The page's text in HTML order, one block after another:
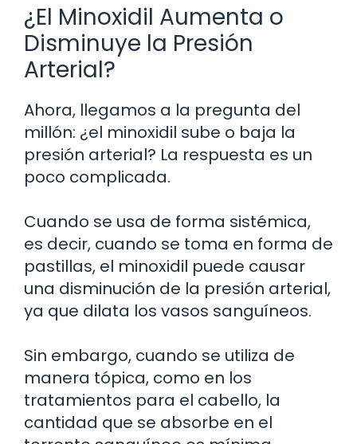
¿El Minoxidil Aumenta o
Disminuye la Presión
Arterial?
Ahora, llegamos a la pregunta del
millón: ¿el minoxidil sube o baja la
presión arterial? La respuesta es un
poco complicada.
Cuando se usa de forma sistémica,
es decir, cuando se toma en forma de
pastillas, el minoxidil puede causar
una disminución de la presión arterial,
ya que dilata los vasos sanguíneos.
Sin embargo, cuando se utiliza de
manera tópica, como en los
tratamientos para el cabello, la
cantidad que se absorbe en el